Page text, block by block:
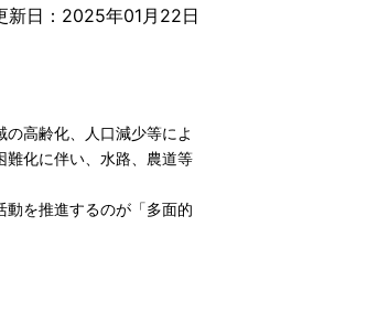
新日：2025年01月22日
高齢化、人口減少等によ
難化に伴い、水路、農道等
を推進するのが「多面的